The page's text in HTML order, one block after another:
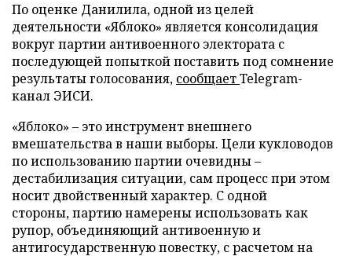
По оценке Данилила, одной из целей
деятельности «Яблоко» является консолидация
вокруг партии антивоенного электората с
последующей попыткой поставить под сомнение
результаты голосования, сообщаетTelegram-
канал ЭИСИ.
«Яблоко» – это инструмент внешнего
вмешательства в наши выборы. Цели кукловодов
по использованию партии очевидны –
дестабилизация ситуации, сам процесс при этом
носит двойственный характер. С одной
стороны, партию намерены использовать как
рупор, объединяющий антивоенную и
антигосударственную повестку, с расчетом на